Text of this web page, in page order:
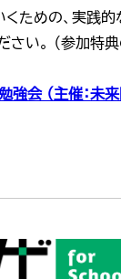
ための、実践
い。 （参加特典
強会 （主催：